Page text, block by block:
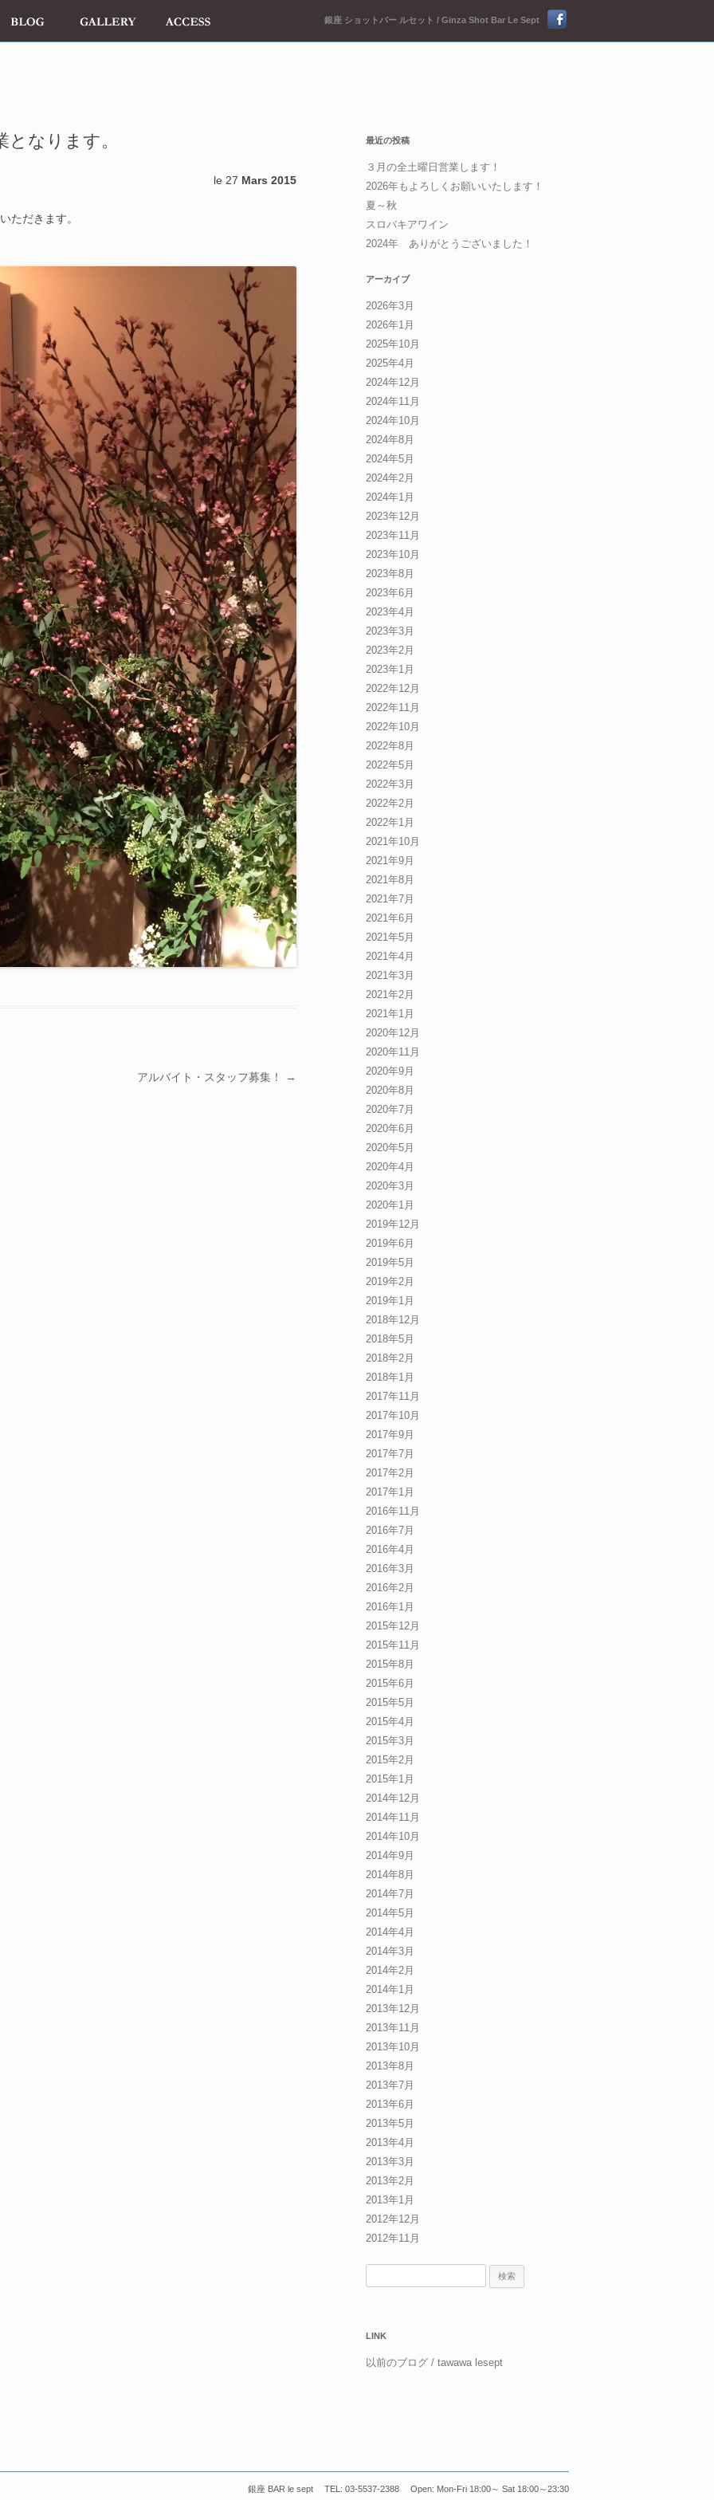
銀座 ショットバー ルセット / Ginza Shot Bar Le Sept
となります。
le 27 Mars 2015
ただきます。
アルバイト・スタッフ募集！ →
最近の投稿
３月の全土曜日営業します！
2026年もよろしくお願いいたします！
夏～秋
スロバキアワイン
2024年 ありがとうございました！
アーカイブ
2026年3月
2026年1月
2025年10月
2025年4月
2024年12月
2024年11月
2024年10月
2024年8月
2024年5月
2024年2月
2024年1月
2023年12月
2023年11月
2023年10月
2023年8月
2023年6月
2023年4月
2023年3月
2023年2月
2023年1月
2022年12月
2022年11月
2022年10月
2022年8月
2022年5月
2022年3月
2022年2月
2022年1月
2021年10月
2021年9月
2021年8月
2021年7月
2021年6月
2021年5月
2021年4月
2021年3月
2021年2月
2021年1月
2020年12月
2020年11月
2020年9月
2020年8月
2020年7月
2020年6月
2020年5月
2020年4月
2020年3月
2020年1月
2019年12月
2019年6月
2019年5月
2019年2月
2019年1月
2018年12月
2018年5月
2018年2月
2018年1月
2017年11月
2017年10月
2017年9月
2017年7月
2017年2月
2017年1月
2016年11月
2016年7月
2016年4月
2016年3月
2016年2月
2016年1月
2015年12月
2015年11月
2015年8月
2015年6月
2015年5月
2015年4月
2015年3月
2015年2月
2015年1月
2014年12月
2014年11月
2014年10月
2014年9月
2014年8月
2014年7月
2014年5月
2014年4月
2014年3月
2014年2月
2014年1月
2013年12月
2013年11月
2013年10月
2013年8月
2013年7月
2013年6月
2013年5月
2013年4月
2013年3月
2013年2月
2013年1月
2012年12月
2012年11月
LINK
以前のブログ / tawawa lesept
銀座 BAR le sept TEL: 03-5537-2388 Open: Mon-Fri 18:00～ Sat 18:00～23:30